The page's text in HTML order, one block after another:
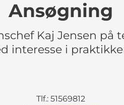
Ansøgning
Kaj Jensen på
interesse i
Tlf.: 51569812